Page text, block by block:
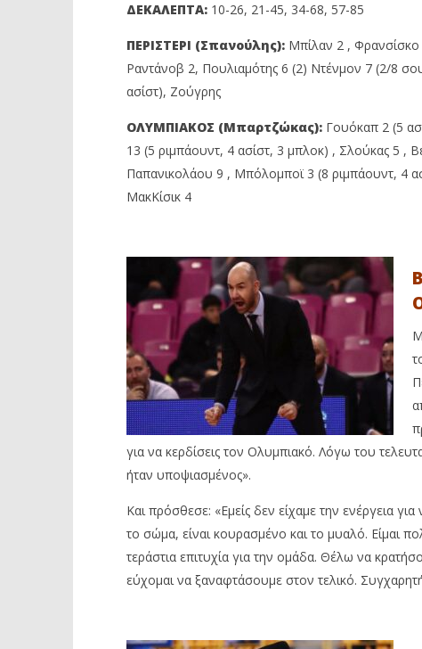
ΔΕΚΑΛΕΠΤΑ:10-26, 21-45, 34-68, 57-85
ΠΕΡΙΣΤΕΡΙ (Σπανούλης):Μπίλαν 2 , Φρανσίσκο
Ραντάνοβ 2, Πουλιαμότης 6 (2) Ντένμον 7 (2/8
ασίστ), Ζούγρης
ΟΛΥΜΠΙΑΚΟΣ (Μπαρτζώκας):Γουόκαπ 2 (5
13 (5 ριμπάουντ, 4 ασίστ, 3 μπλοκ) , Σλούκας 5 ,
Παπανικολάου 9 , Μπόλομποϊ 3 (8 ριμπάουντ, 4
ΜακΚίσικ 4
για να κερδίσεις τον Ολυμπιακό. Λόγω του
ήταν υποψιασμένος».
Και πρόσθεσε: «Εμείς δεν είχαμε την ενέργεια
το σώμα, είναι κουρασμένο και το μυαλό. Είμαι
τεράστια επιτυχία για την ομάδα. Θέλω να
εύχομαι να ξαναφτάσουμε στον τελικό.